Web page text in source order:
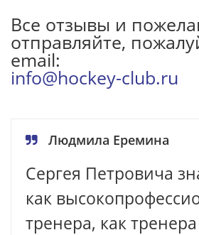
Все отзывы и
отправляйте,
email:
info@hockey-club.ru
Людмила Еремина
Сергея Петровича
как
тренера, как